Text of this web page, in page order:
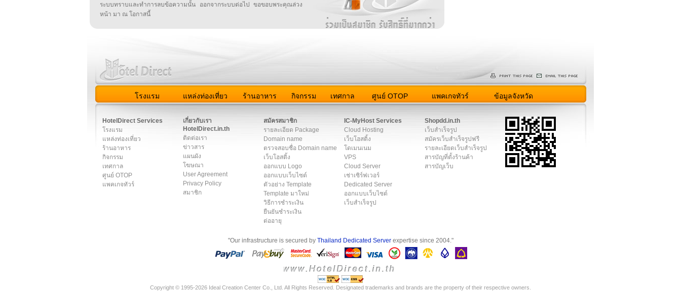
ระบบทราบและทำการลบข้อความนั้น ออกจากระบบต่อไป ขอขอบพระคุณล่วง
หน้า มา ณ โอกาสนี้
โรงแรม แหล่งท่องเที่ยว ร้านอาหาร กิจกรรม เทศกาล ศูนย์ OTOP แพคเกจทัวร์ ข้อมูลจังหวัด
HotelDirect Services
โรงแรม
แหล่งท่องเที่ยว
ร้านอาหาร
กิจกรรม
เทศกาล
ศูนย์ OTOP
แพคเกจทัวร์
เกี่ยวกับเรา
HotelDirect.in.th
ติดต่อเรา
ข่าวสาร
แผนผัง
โฆษณา
User Agreement
Privacy Policy
สมาชิก
สมัครสมาชิก
รายละเอียด Package
Domain name
ตรวจสอบชื่อ Domain name
เว็บโฮสติ้ง
ออกแบบ Logo
ออกแบบเว็บไซต์
ตัวอย่าง Template
Template มาใหม่
วิธีการชำระเงิน
ยืนยันชำระเงิน
ต่ออายุ
IC-MyHost Services
Cloud Hosting
เว็บโฮสติ้ง
โดเมนเนม
VPS
Cloud Server
เช่าเซิร์ฟเวอร์
Dedicated Server
ออกแบบเว็บไซต์
เว็บสำเร็จรูป
Shopdd.in.th
เว็บสำเร็จรูป
สมัครเว็บสำเร็จรูปฟรี
รายละเอียดเว็บสำเร็จรูป
สารบัญที่ตั้งร้านค้า
สารบัญเว็บ
"Our infrastructure is secured by Thailand Dedicated Serverexpertise since 2004."
Copyright © 1995-2026 Ideal Creation Center Co., Ltd. All Rights Reserved. Designated trademarks and brands are the property of their respective owners.